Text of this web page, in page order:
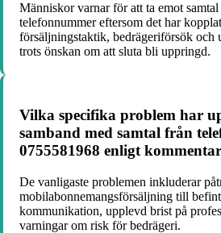
Människor varnar för att ta emot samtal
telefonnummer eftersom det har
försäljningstaktik, bedrägeriförsök och
trots önskan om att sluta bli uppringd.
Vilka specifika problem har
samband med samtal från
0755581968 enligt
De vanligaste problemen inkluderar
mobilabonnemangsförsäljning till
kommunikation, upplevd brist på
varningar om risk för bedrägeri.